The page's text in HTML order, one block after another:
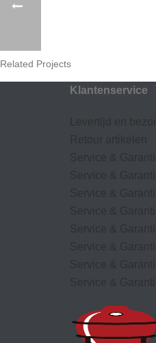
Related Projects
Klantenservice
Levertijd en
Retour artikelen
Service &
Service &
Service &
Service &
Service &
Service &
Service &
Service &